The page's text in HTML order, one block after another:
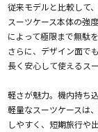
従来モデルと比較して
スーツケース本体の強
によって極限まで無駄
さらに、デザイン面で
長く安心して使えるス
軽さが魅力。機内持ち
軽量なスーツケースは
しやすく、短期旅行や